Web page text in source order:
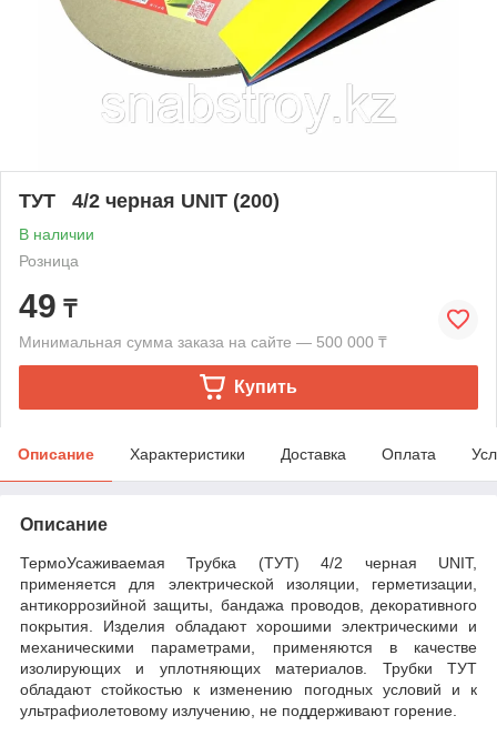
ТУТ 4/2 черная UNIT (200)
В наличии
Розница
49 ₸
Минимальная сумма заказа на сайте — 500 000 ₸
Купить
Описание Характеристики Доставка Оплата
Описание
ТермоУсаживаемая Трубка (ТУТ) 4/2 черная UNIT,
применяется для электрической изоляции, герметизации,
антикоррозийной защиты, бандажа проводов, декоративного
покрытия. Изделия обладают хорошими электрическими и
механическими параметрами, применяются в качестве
изолирующих и уплотняющих материалов. Трубки ТУТ
обладают стойкостью к изменению погодных условий и к
ультрафиолетовому излучению, не поддерживают горение.